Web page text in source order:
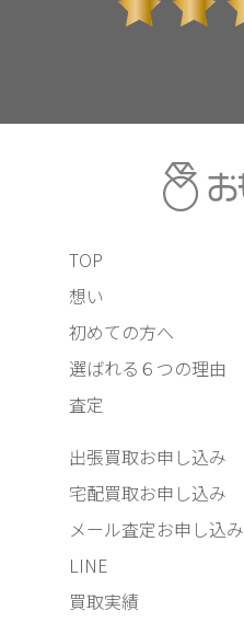
TOP
想い
初めての方へ
選ばれる６つの理由
査定
出張買取お申し込み
宅配買取お申し込み
メール査定お申し込み
LINE
買取実績